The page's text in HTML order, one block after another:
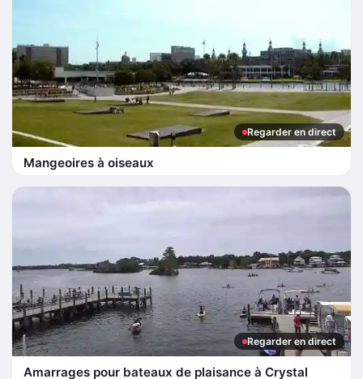
Regarder en direct
Mangeoires à oiseaux
Regarder en direct
Amarrages pour bateaux de plaisance à Crystal